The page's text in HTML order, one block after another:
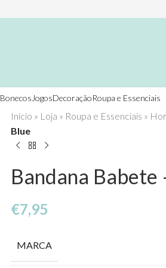
Bonecos JogosDecoraçãoRoupa e Essenciais
Início » Loja » Roupa e Essenciais »
Blue
Bandana Babete
€7,95
MARCA